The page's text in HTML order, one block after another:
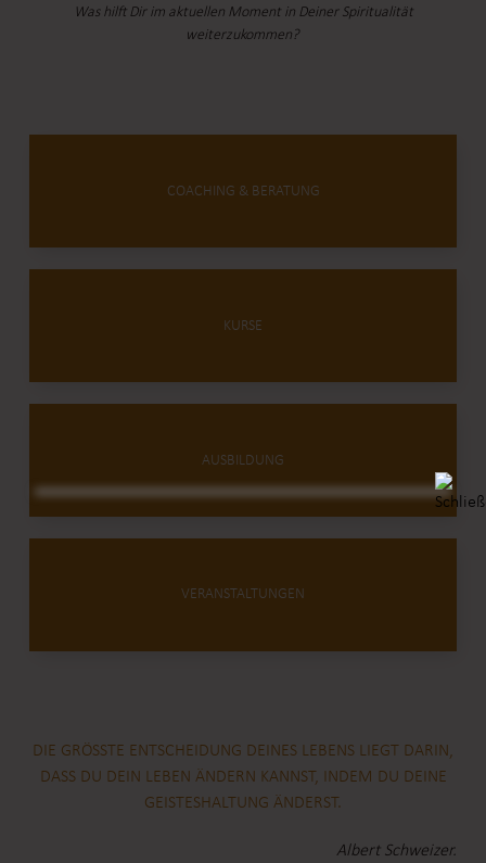
Was hilft Dir im aktuellen Moment in Deiner Spiritualität
weiterzukommen?
COACHING & BERATUNG
KURSE
AUSBILDUNG
VERANSTALTUNGEN
DIE GRÖSSTE ENTSCHEIDUNG DEINES LEBENS LIEGT DARIN,
DASS DU DEIN LEBEN ÄNDERN KANNST, INDEM DU DEINE G
EISTESHALTUNG ÄNDERST.
Albert Schweizer.